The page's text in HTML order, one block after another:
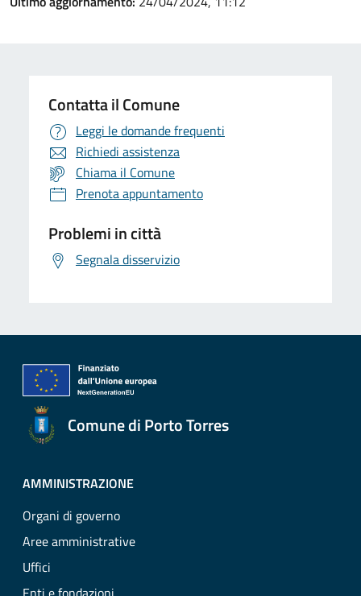
Contatta il Comune
Leggi le domande frequenti
Richiedi assistenza
Chiama il Comune
Prenota appuntamento
Problemi in città
Segnala disservizio
Comune di Porto Torres
AMMINISTRAZIONE
Organi di governo
Aree amministrative
Uffici